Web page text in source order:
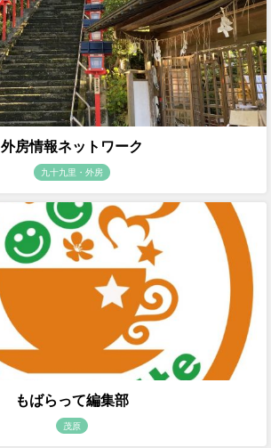
外房情報ネットワーク
九十九里・外房
もばらって編集部
茂原